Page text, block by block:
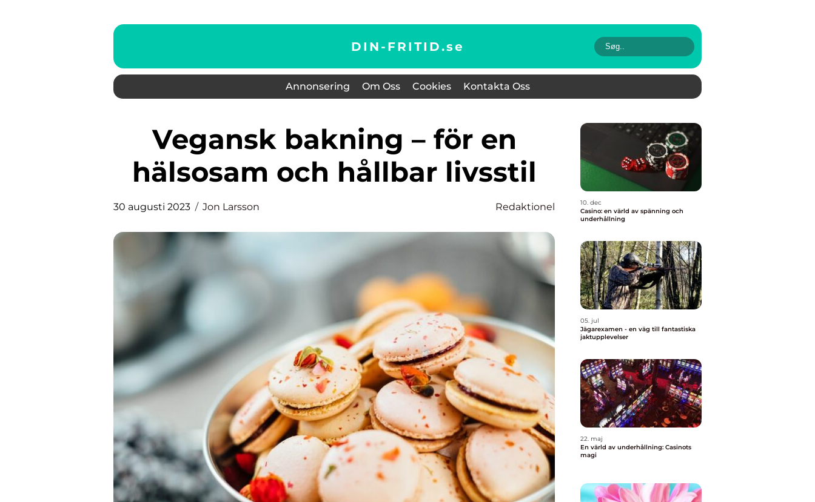
DIN-FRITID.se
Annonsering Om Oss Cookies Kontakta Oss
Vegansk bakning – för en
hälsosam och hållbar livsstil
30 augusti 2023 Jon Larsson Redaktionel
10. dec
Casino: en värld av spänning och
underhållning
05. jul
Jägarexamen - en väg till fantastiska
jaktupplevelser
22. maj
En värld av underhållning: Casinots
magi